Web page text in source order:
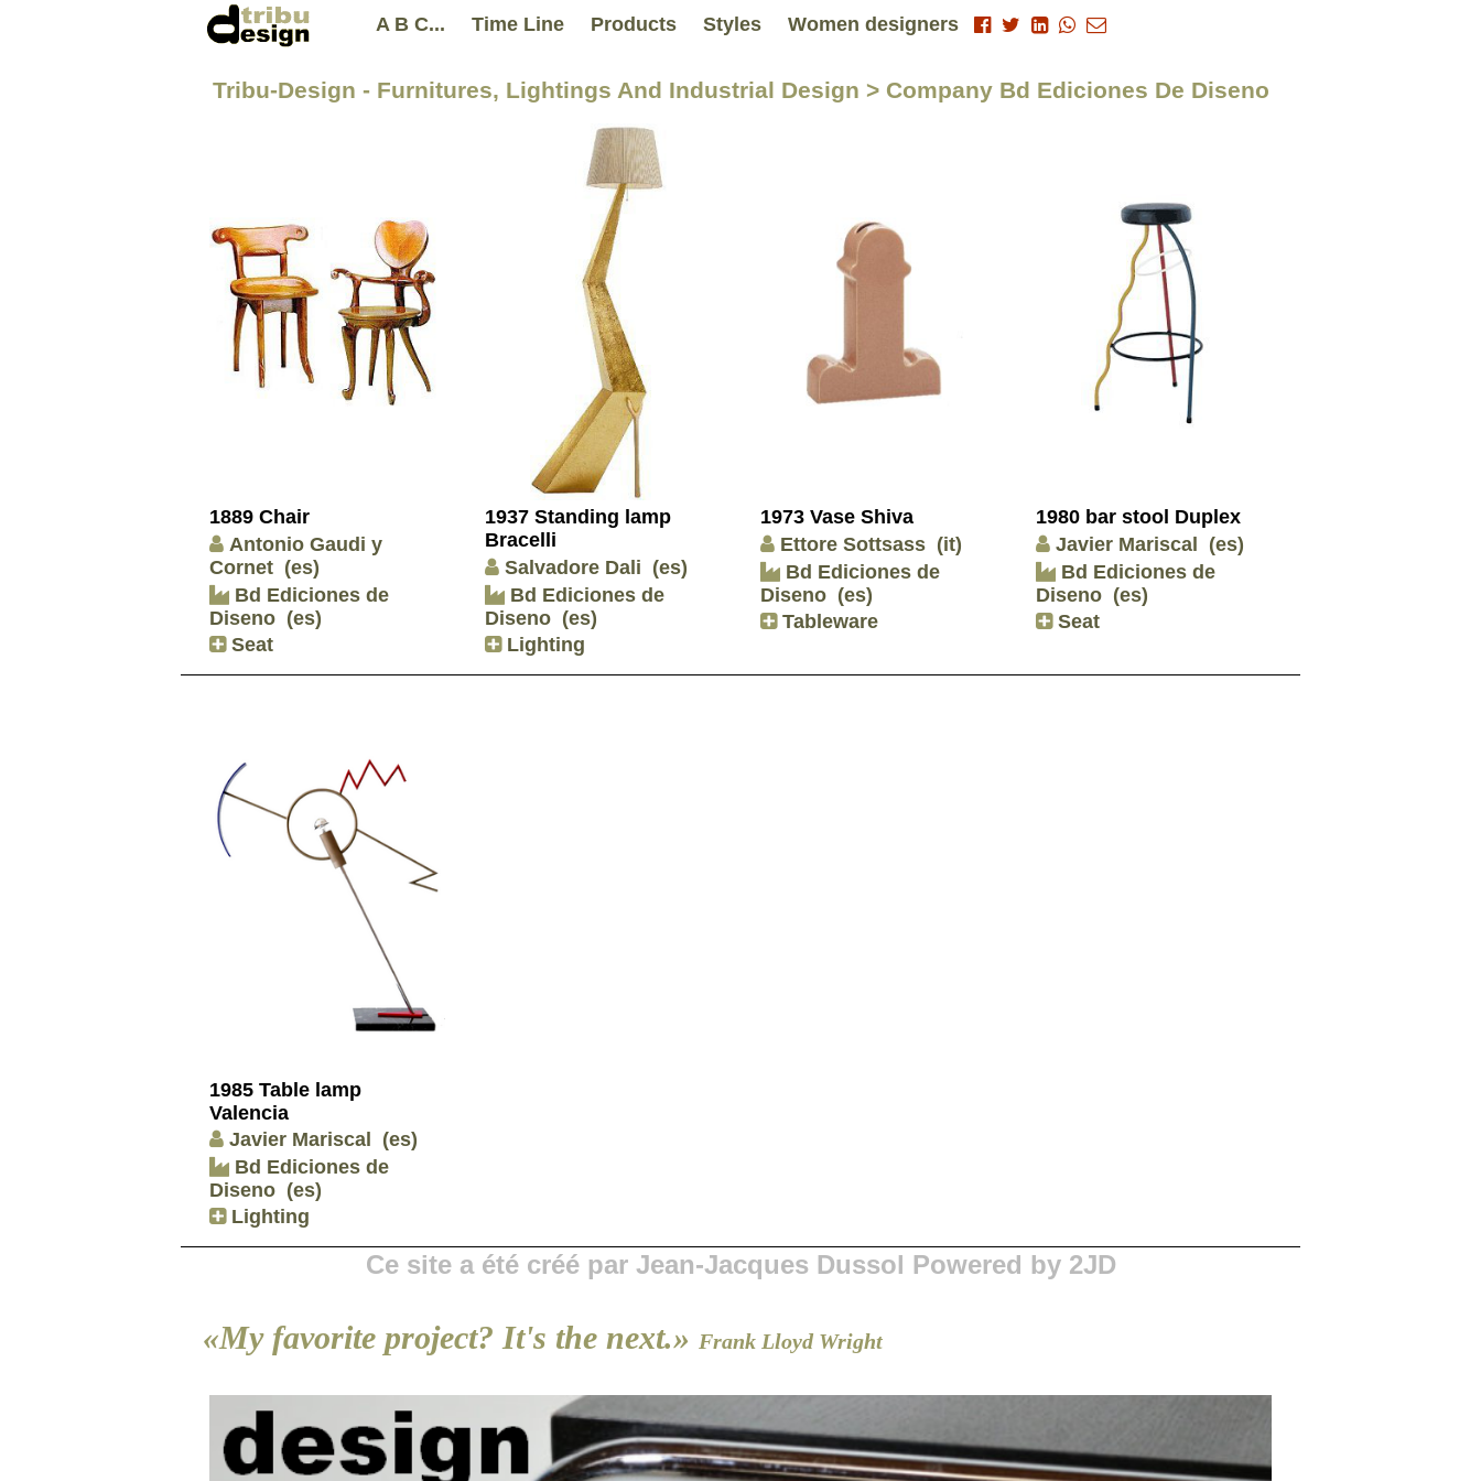
A B C... Time Line Products Styles Women designers
Tribu-Design - Furnitures, Lightings And Industrial Design > Company Bd Ediciones De Diseno
1889 Chair
Antonio Gaudi y
Cornet (es)
Bd Ediciones de
Diseno (es)
Seat
1937 Standing lamp
Bracelli
Salvadore Dali (es)
Bd Ediciones de
Diseno (es)
Lighting
1973 Vase Shiva
Ettore Sottsass (it)
Bd Ediciones de
Diseno (es)
Tableware
1980 bar stool Duplex
Javier Mariscal (es)
Bd Ediciones de
Diseno (es)
Seat
1985 Table lamp
Valencia
Javier Mariscal
(es)
Bd Ediciones de
Diseno (es)
Lighting
Ce site a été créé par Jean-Jacques Dussol Powered by 2JD
«My favorite project? It's the next.» Frank Lloyd Wright